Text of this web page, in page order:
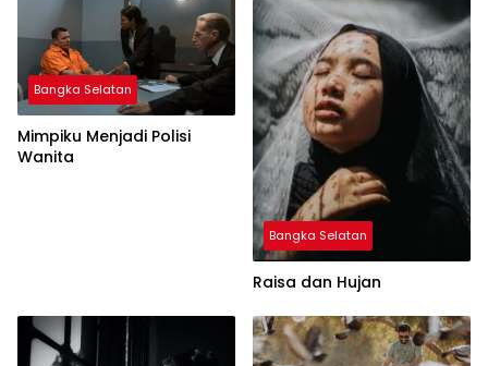
Bangka Selatan
Mimpiku Menjadi Polisi
Wanita
Bangka Selatan
Raisa dan Hujan